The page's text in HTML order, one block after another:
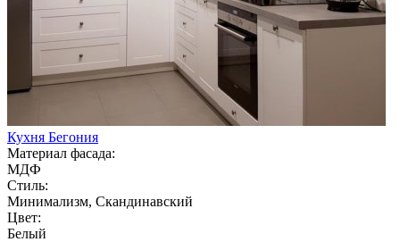
Кухня Бегония
Материал фасада:
МДФ
Стиль:
Минимализм, Скандинавский
Цвет:
Белый